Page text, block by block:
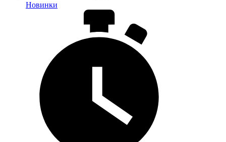
Новинки